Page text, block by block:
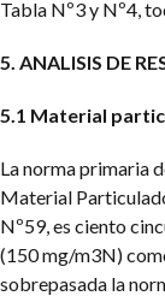
Tabla Nº3 y Nº4,
5. ANALISIS DE
5.1 Material
La norma primaria
Material
Nº59, es ciento
(150 mg/m3N)
sobrepasada la